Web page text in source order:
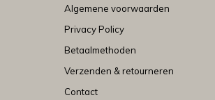
Algemene voorwaarden
Privacy Policy
Betaalmethoden
Verzenden & retourneren
Contact